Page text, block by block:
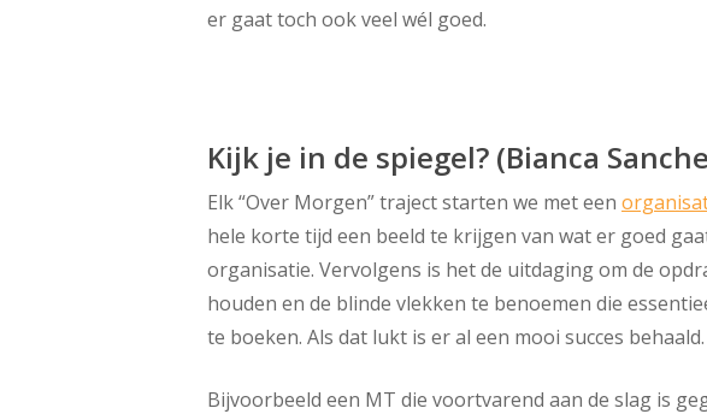
er gaat toch ook veel wél goed.
Kijk je in de spiegel? (Bianca
Elk “Over Morgen” traject starten we met een
hele korte tijd een beeld te krijgen van wat er goed
organisatie. Vervolgens is het de uitdaging om de
houden en de blinde vlekken te benoemen die
te boeken. Als dat lukt is er al een mooi succes behaald.
Bijvoorbeeld een MT die voortvarend aan de slag is